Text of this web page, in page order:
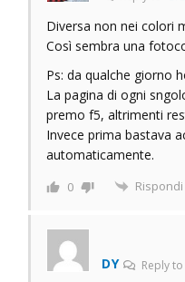
Diversa non nei colori
Così sembra una
Ps: da qualche giorno
La pagina di ogni
premo f5, altrimenti
Invece prima bastava
automaticamente.
0 Rispondi
DY Reply to